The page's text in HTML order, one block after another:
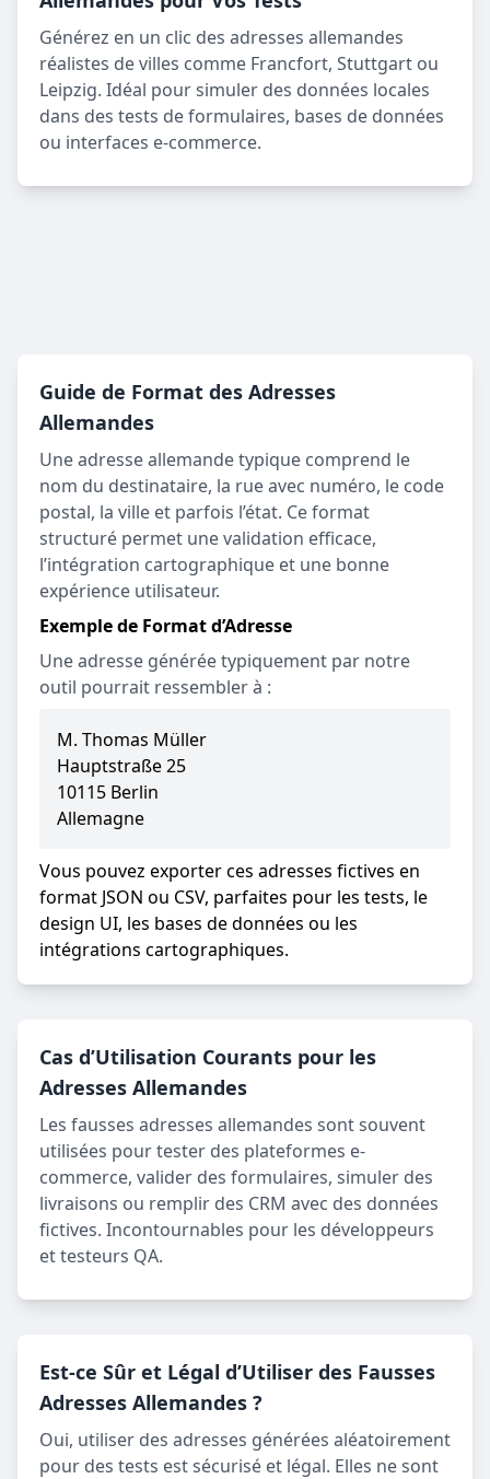
Générez en un clic des adresses allemandes
réalistes de villes comme Francfort, Stuttgart ou
Leipzig. Idéal pour simuler des données locales
dans des tests de formulaires, bases de données
ou interfaces e-commerce.
Guide de Format des Adresses
Allemandes
Une adresse allemande typique comprend le
nom du destinataire, la rue avec numéro, le code
postal, la ville et parfois l’état. Ce format
structuré permet une validation efficace,
l’intégration cartographique et une bonne
expérience utilisateur.
Exemple de Format d’Adresse
Une adresse générée typiquement par notre
outil pourrait ressembler à :
M. Thomas Müller
Hauptstraße 25
10115 Berlin
Allemagne
Vous pouvez exporter ces adresses fictives en
format JSON ou CSV, parfaites pour les tests, le
design UI, les bases de données ou les
intégrations cartographiques.
Cas d’Utilisation Courants pour les
Adresses Allemandes
Les fausses adresses allemandes sont souvent
utilisées pour tester des plateformes e-
commerce, valider des formulaires, simuler des
livraisons ou remplir des CRM avec des données
fictives. Incontournables pour les développeurs
et testeurs QA.
Est-ce Sûr et Légal d’Utiliser des Fausses
Adresses Allemandes ?
Oui, utiliser des adresses générées aléatoirement
pour des tests est sécurisé et légal. Elles ne sont